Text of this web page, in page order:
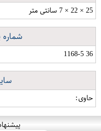
25 × 22 × 7 سانتی متر
شماره
36 1168-5
حاوی: